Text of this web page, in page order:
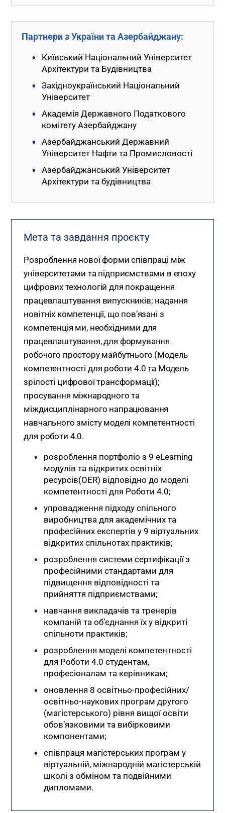
Партнери з України та Азербайджану:
Київський Національний Університет
Архітектури та Будівництва
Західноукраїнський Національний
Університет
Академія Державного Податкового
комітету Азербайджану
Азербайджанський Державний
Університет Нафти та Промисловості
Азербайджанський Університет
Архітектури та будівництва
Мета та завдання проєкту
Розроблення нової форми співпраці між
університетами та підприємствами в епоху
цифрових технологій для покращення
працевлаштування випускників; надання
новітніх компетенції, що пов’язані з
компетенція ми, необхідними для
працевлаштування, для формування
робочого простору майбутнього (Модель
компетентності для роботи 4.0 та Модель
зрілості цифрової трансформації);
просування міжнародного та
міждисциплінарного напрацювання
навчального змісту моделі компетентності
для роботи 4.0.
розроблення портфоліо з 9 eLearning
модулів та відкритих освітніх
ресурсів(OER) відповідно до моделі
компетентності для Роботи 4.0;
упровадження підходу спільного
виробництва для академічних та
професійних експертів у 9 віртуальних
відкритих спільнотах практиків;
розроблення системи сертифікації з
професійними стандартами для
підвищення відповідності та
прийняття підприємствами;
навчання викладачів та тренерів
компаній та об’єднання їх у відкриті
спільноти практиків;
розроблення моделі компетентності
для Роботи 4.0 студентам,
професіоналам та керівникам;
оновлення 8 освітньо-професійних/
освітньо-наукових програм другого
(магістерського) рівня вищої освіти
обов’язковими та вибірковими
компонентами;
cпівпраця магістерських програм у
віртуальній, міжнародній магістерській
школі з обміном та подвійними
дипломами.